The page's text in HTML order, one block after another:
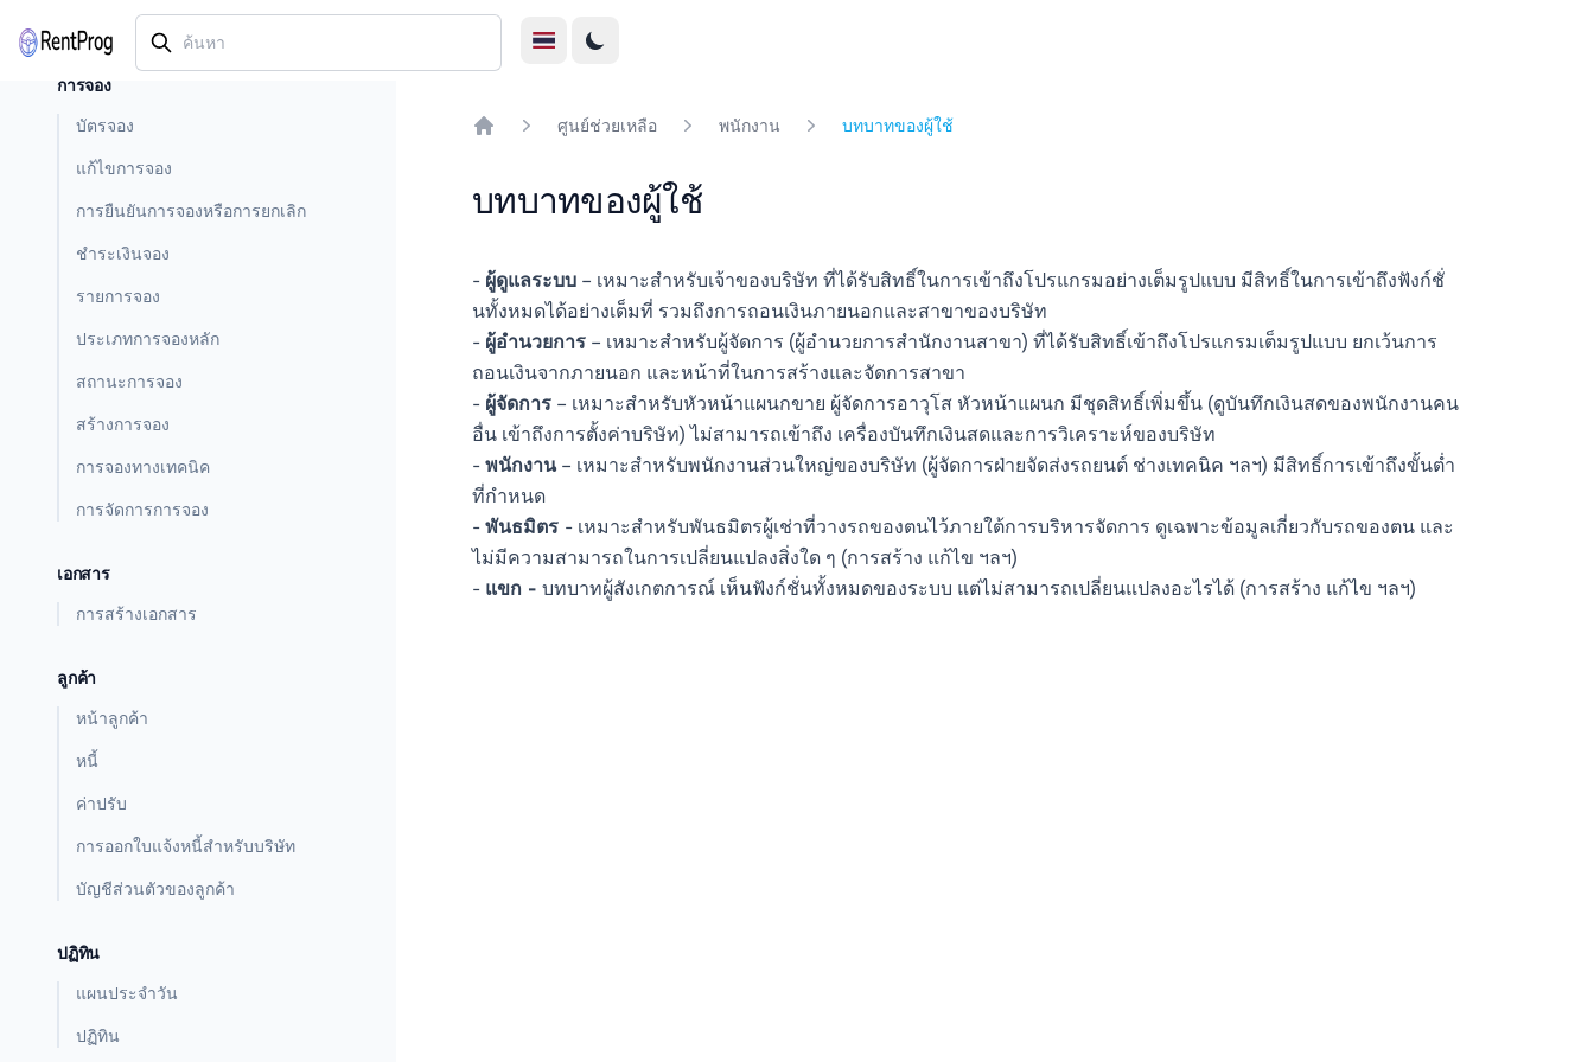
การจอง
บัตรจอง
แก้ไขการจอง
การยืนยันการจองหรือการยกเลิก
ชำระเงินจอง
รายการจอง
ประเภทการจองหลัก
สถานะการจอง
สร้างการจอง
การจองทางเทคนิค
การจัดการการจอง
เอกสาร
การสร้างเอกสาร
ลูกค้า
หน้าลูกค้า
หนี้
ค่าปรับ
การออกใบแจ้งหนี้สำหรับบริษัท
บัญชีส่วนตัวของลูกค้า
ปฏิทิน
แผนประจำวัน
ปฏิทิน
ศูนย์ช่วยเหลือ พนักงาน บทบาทของผู้ใช้
บทบาทของผู้ใช้
- ผู้ดูแลระบบ – เหมาะสำหรับเจ้าของบริษัท ที่ได้รับสิทธิ์ในการเข้าถึงโปรแกรมอย่างเต็มรูปแบบ มีสิทธิ์ในการเข้าถึงฟังก์ชั่
นทั้งหมดได้อย่างเต็มที่ รวมถึงการถอนเงินภายนอกและสาขาของบริษัท
- ผู้อำนวยการ – เหมาะสำหรับผู้จัดการ (ผู้อำนวยการสำนักงานสาขา) ที่ได้รับสิทธิ์เข้าถึงโปรแกรมเต็มรูปแบบ ยกเว้นการ
ถอนเงินจากภายนอก และหน้าที่ในการสร้างและจัดการสาขา
- ผู้จัดการ – เหมาะสำหรับหัวหน้าแผนกขาย ผู้จัดการอาวุโส หัวหน้าแผนก มีชุดสิทธิ์เพิ่มขึ้น (ดูบันทึกเงินสดของพนักงานคน
อื่น เข้าถึงการตั้งค่าบริษัท) ไม่สามารถเข้าถึง เครื่องบันทึกเงินสดและการวิเคราะห์ของบริษัท
-พนักงาน– เหมาะสำหรับพนักงานส่วนใหญ่ของบริษัท (ผู้จัดการฝ่ายจัดส่งรถยนต์ ช่างเทคนิค ฯลฯ) มีสิทธิ์การเข้าถึงขั้นต่ำ
ที่กำหนด
-พันธมิตร - เหมาะสำหรับพันธมิตรผู้เช่าที่วางรถของตนไว้ภายใต้การบริหารจัดการ ดูเฉพาะข้อมูลเกี่ยวกับรถของตน และ
ไม่มีความสามารถในการเปลี่ยนแปลงสิ่งใด ๆ (การสร้าง แก้ไข ฯลฯ)
- แขก - บทบาทผู้สังเกตการณ์ เห็นฟังก์ชั่นทั้งหมดของระบบ แต่ไม่สามารถเปลี่ยนแปลงอะไรได้ (การสร้าง แก้ไข ฯลฯ)